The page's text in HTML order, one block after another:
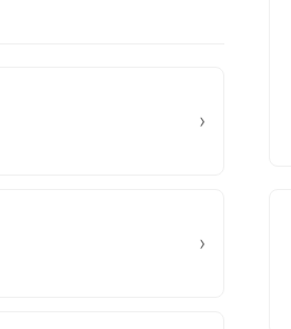
›
›